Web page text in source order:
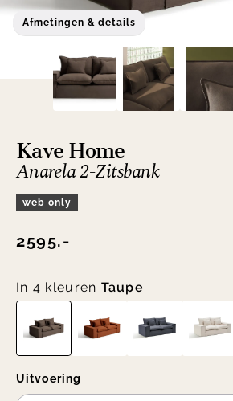
Afmetingen & details
Kave Home
Anarela 2-Zitsbank
web only
2595.-
In 4 kleuren Taupe
Uitvoering